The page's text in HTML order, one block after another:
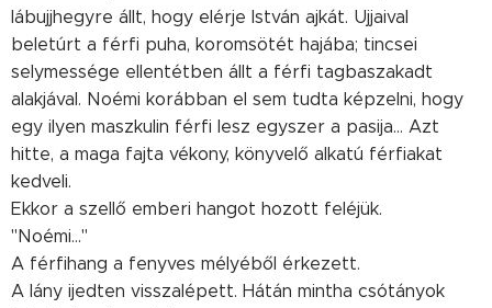
lábujjhegyre állt, hogy elérje István ajkát. Ujjaival
beletúrt a férfi puha, koromsötét hajába; tincsei
selymessége ellentétben állt a férfi tagbaszakadt
alakjával. Noémi korábban el sem tudta képzelni, hogy
egy ilyen maszkulin férfi lesz egyszer a pasija... Azt
hitte, a maga fajta vékony, könyvelő alkatú férfiakat
kedveli.
Ekkor a szellő emberi hangot hozott feléjük.
"Noémi..."
A férfihang a fenyves mélyéből érkezett.
A lány ijedten visszalépett. Hátán mintha csótányok